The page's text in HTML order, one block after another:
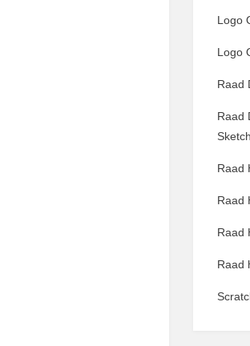
Logo
Logo
Raad
Raad
Raad
Raad
Raad
Raad